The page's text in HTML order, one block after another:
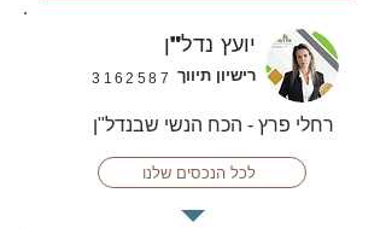
יועץ נדל"ן
3162587 רישיון תיווך
רחלי פרץ - הכח הנשי שבנדל"ן
לכל הנכסים שלנו